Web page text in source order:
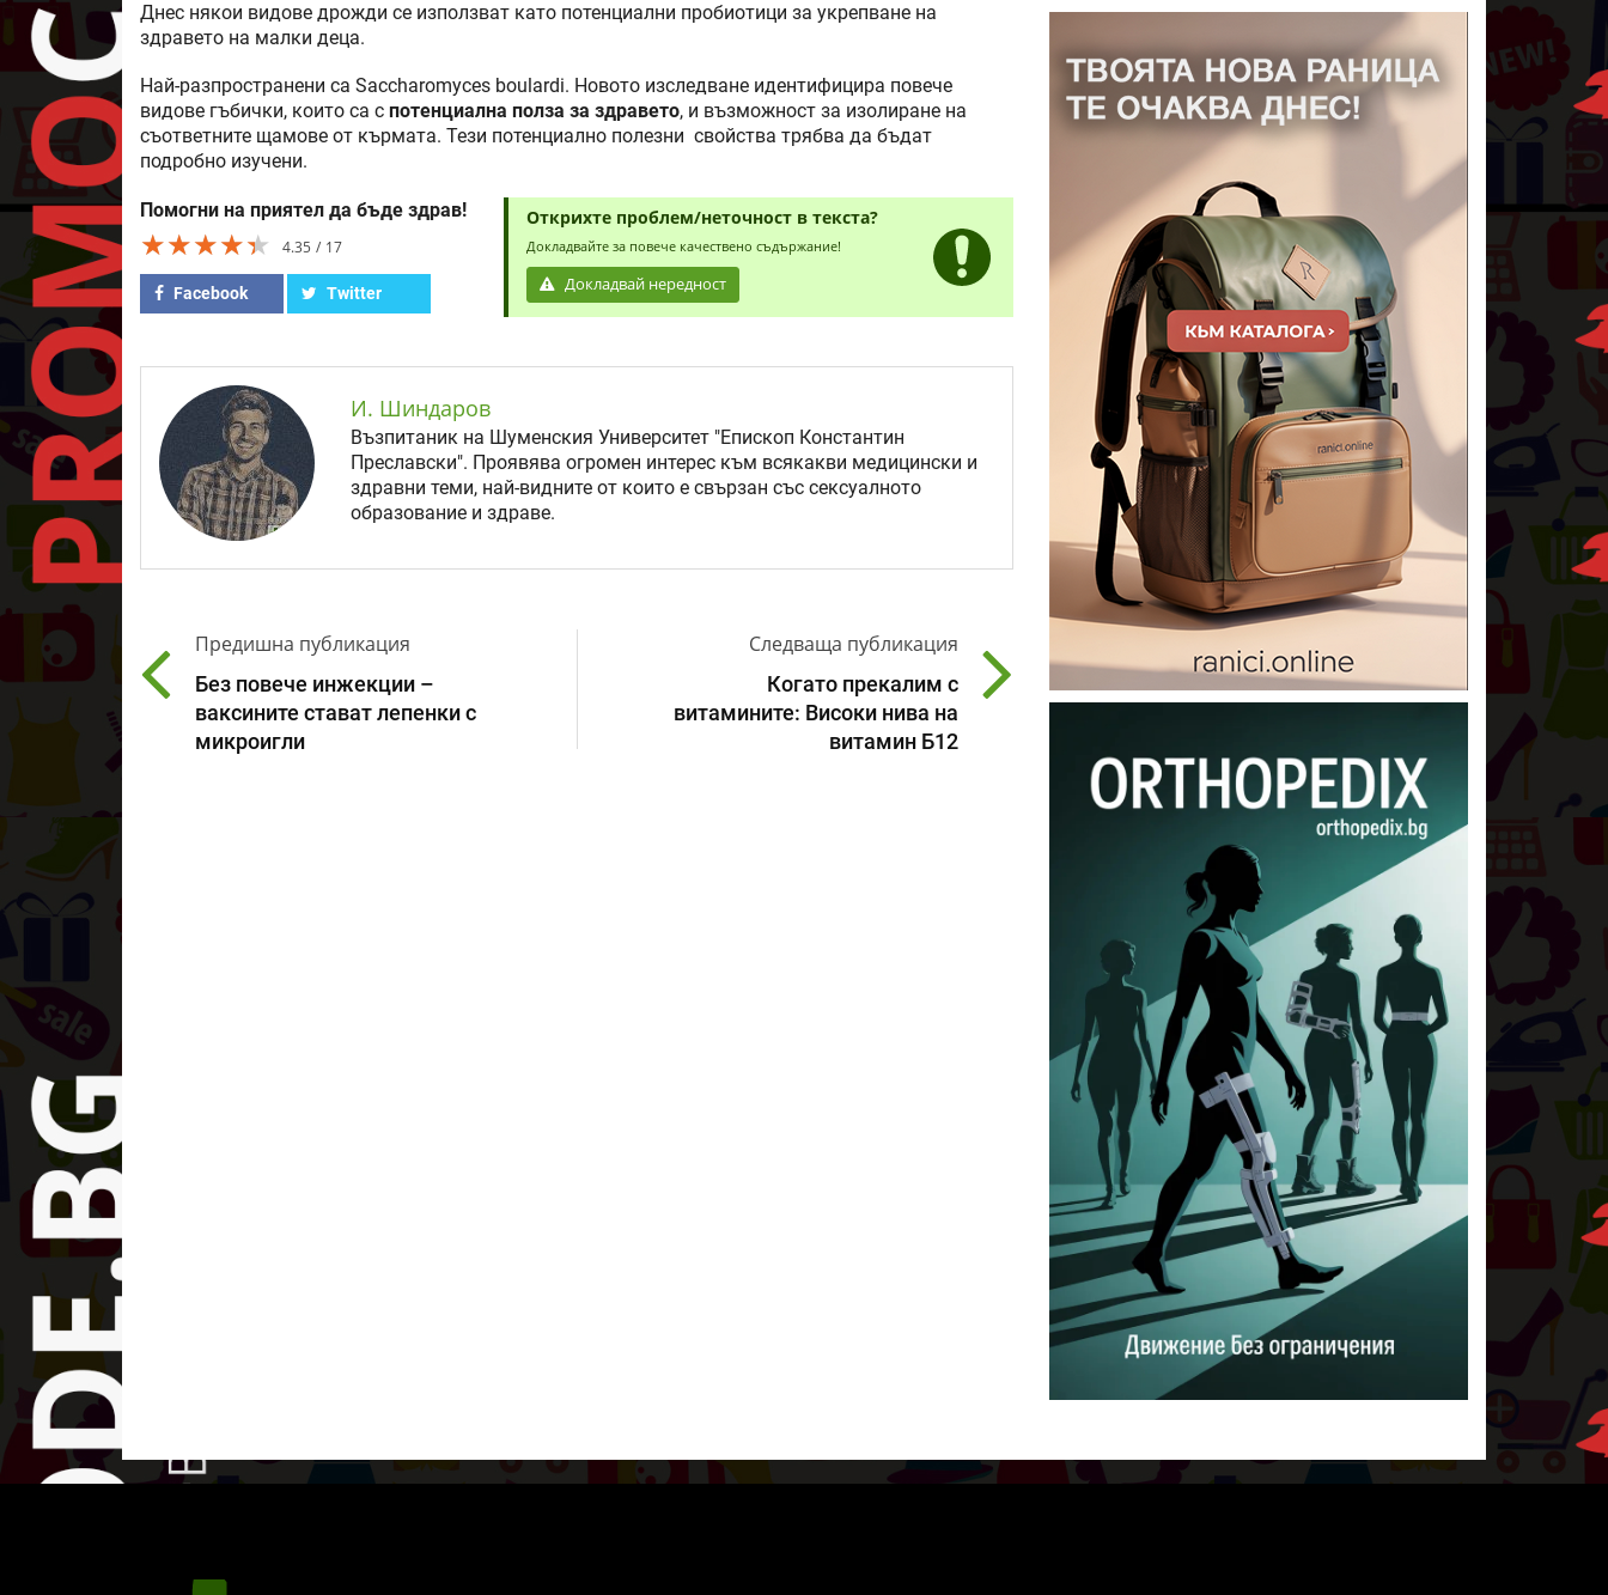
Днес някои видове дрожди се използват като потенциални пробиотици за укрепване на
здравето на малки деца.
Най-разпространени са Saccharomyces boulardi. Новото изследване идентифицира повече
видове гъбички, които са с потенциална полза за здравето, и възможност за изолиране на
съответните щамове от кърмата. Тези потенциално полезни свойства трябва да бъдат
подробно изучени.
Помогни на приятел да бъде здрав!
★★★★★
★★★★★
★★★★★ 4.35 17
Facebook Twitter
Открихте проблем/неточност в текста?
Докладвайте за повече качествено съдържание!
Докладвай нередност
И. Шиндаров
Възпитаник на Шуменския Университет "Епископ Константин
Преславски". Проявява огромен интерес към всякакви медицински и
здравни теми, най-видните от които е свързан със сексуалното
образование и здраве.
Предишна публикация
Без повече инжекции –
ваксините стават лепенки с
микроигли
Следваща публикация
Когато прекалим с
витамините: Високи нива на
витамин Б12